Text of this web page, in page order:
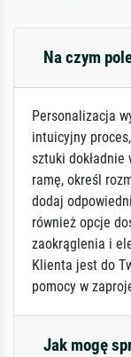
Na czym
Personalizacja
intuicyjny
sztuki dokładnie
ramę, określ
dodaj
również opcje
zaokrąglenia i
Klienta jest do
pomocy w
Jak mogę